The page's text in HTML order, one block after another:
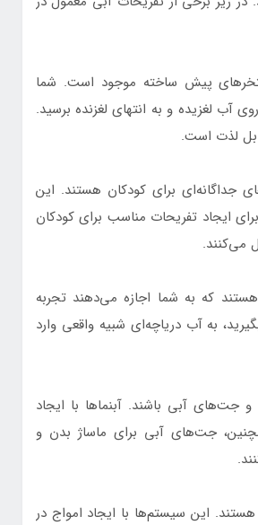
پیش ساخته موجود است. شما
آب لغزیده و به انتهای لغزنده برسید.
لذت است.
جداگانه‌ای برای کودکان هستند. این
ایجاد تفریحات مناسب برای کودکان
می‌کنند.
که به شما اجازه می‌دهند تجربه
به آب دریاچه‌ای شبیه واقعی وارد
آبی باشند. آبنماها با ایجاد
جت‌های آبی برای ماساژ بدن و
این سیستم‌ها با ایجاد امواج در